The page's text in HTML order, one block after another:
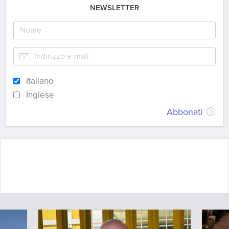
NEWSLETTER
Italiano
Inglese
Abbonati